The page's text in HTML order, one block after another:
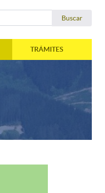
Buscar
TRÁMITES